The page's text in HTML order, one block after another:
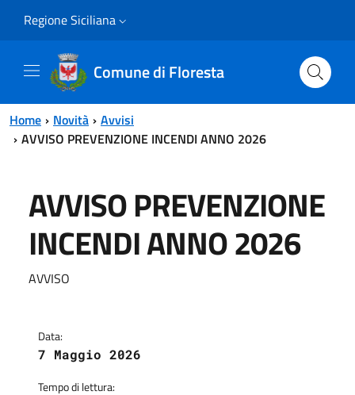
Regione Siciliana
Comune di Floresta
Home Novità
Avvisi
AVVISO PREVENZIONE INCENDI ANNO 2026
AVVISO PREVENZIONE
INCENDI ANNO 2026
AVVISO
Data:
7 Maggio 2026
Tempo di lettura: